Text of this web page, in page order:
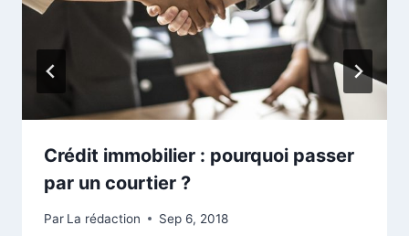
Crédit immobilier : pourquoi passer
par un courtier ?
Par La rédaction Sep 6, 2018